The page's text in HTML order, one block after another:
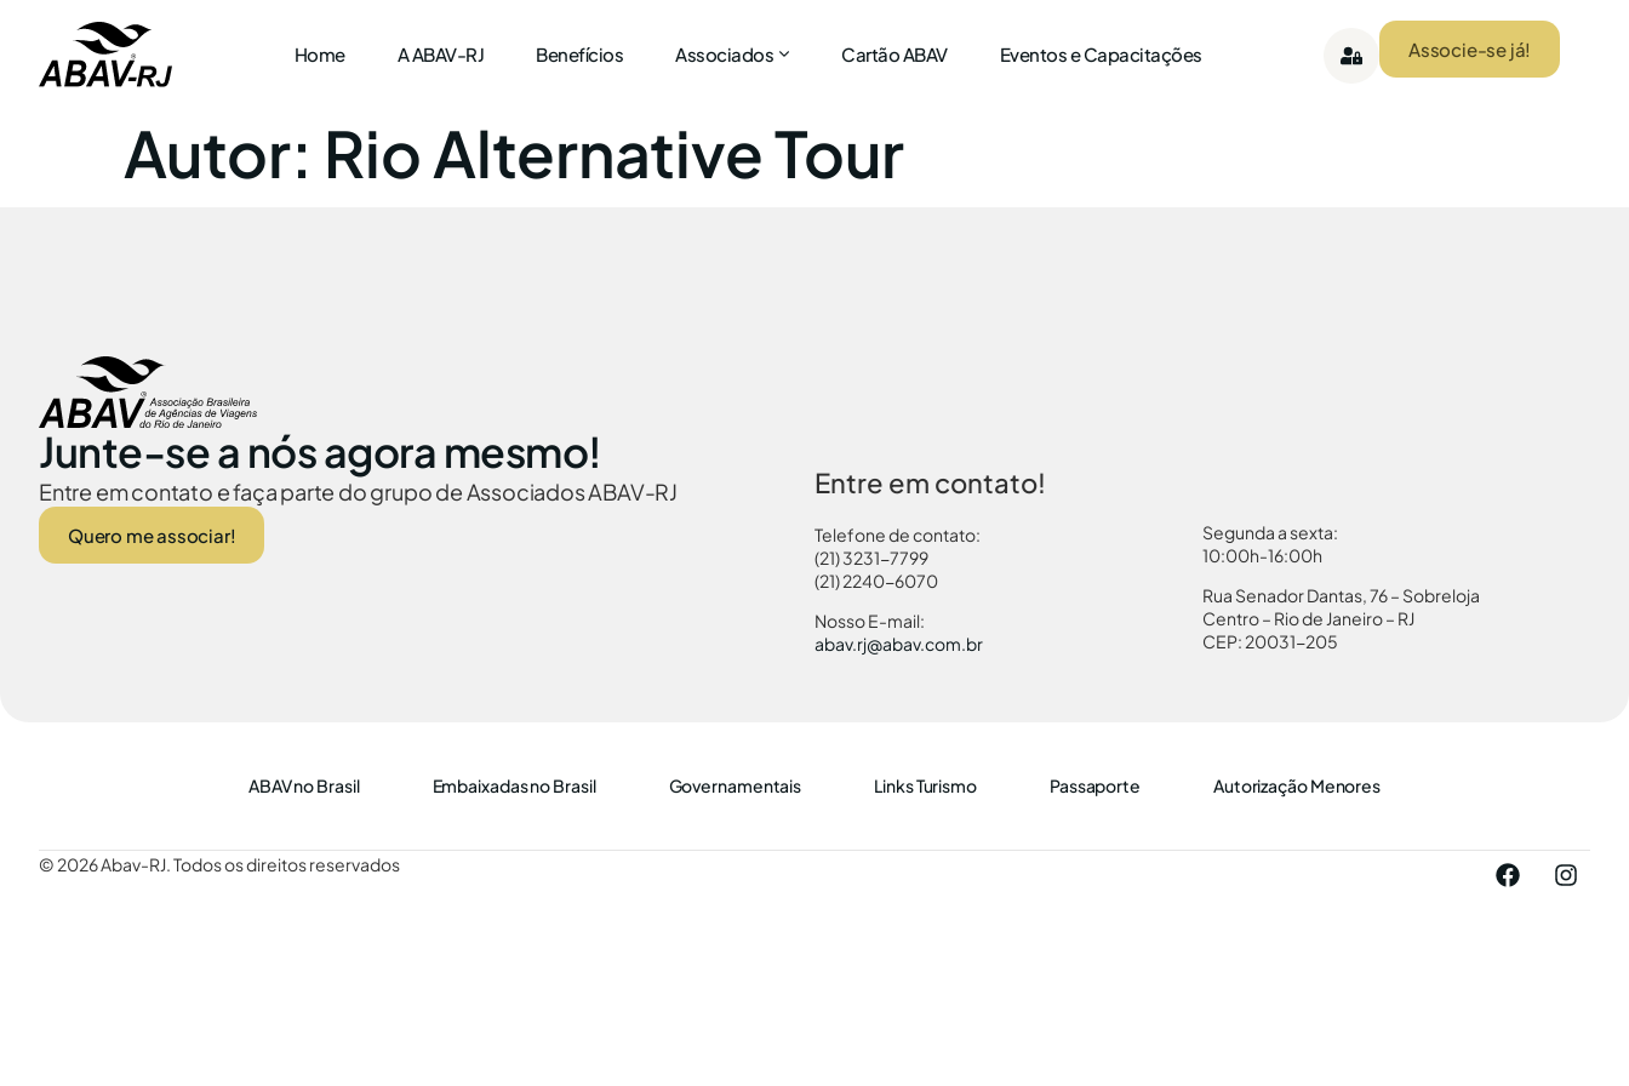
Home A ABAV-RJ Benefícios Associados Cartão ABAV Eventos e Capacitações Associe-se já!
Autor: Rio Alternative Tour
Junte-se a nós agora mesmo!
Entre em contato e faça parte do grupo de Associados ABAV-RJ
Quero me associar!
Entre em contato!
Telefone de contato:
(21) 3231-7799
(21) 2240-6070
Nosso E-mail:
abav.rj@abav.com.br
Segunda a sexta:
10:00h-16:00h
Rua Senador Dantas, 76 – Sobreloja
Centro – Rio de Janeiro – RJ
CEP: 20031-205
ABAV no Brasil Embaixadas no Brasil Governamentais Links Turismo Passaporte Autorização Menores
© 2026 Abav-RJ. Todos os direitos reservados